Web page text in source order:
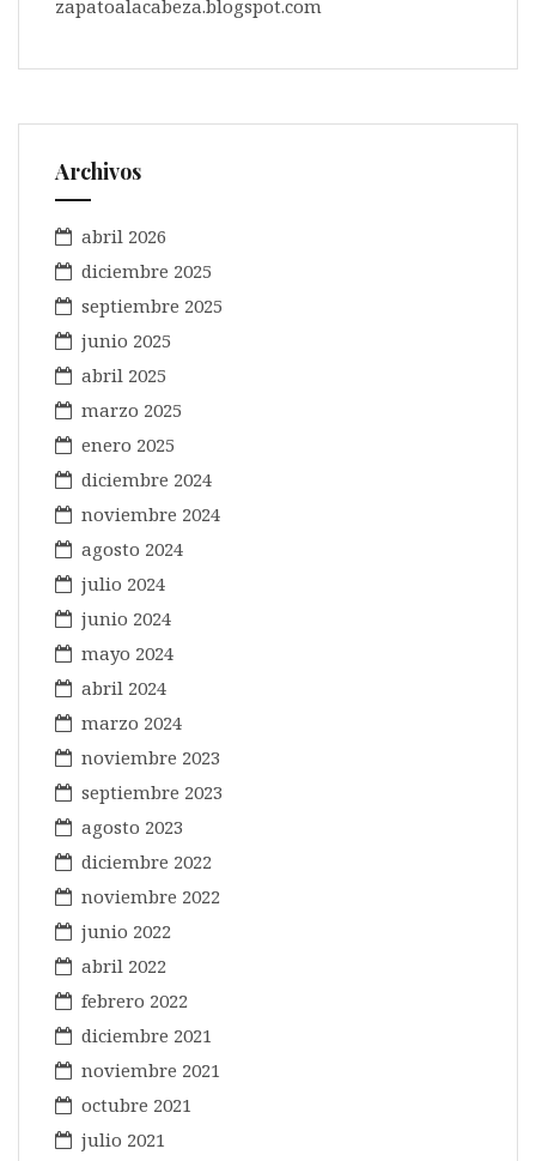
zapatoalacabeza.blogspot.com
Archivos
abril 2026
diciembre 2025
septiembre 2025
junio 2025
abril 2025
marzo 2025
enero 2025
diciembre 2024
noviembre 2024
agosto 2024
julio 2024
junio 2024
mayo 2024
abril 2024
marzo 2024
noviembre 2023
septiembre 2023
agosto 2023
diciembre 2022
noviembre 2022
junio 2022
abril 2022
febrero 2022
diciembre 2021
noviembre 2021
octubre 2021
julio 2021